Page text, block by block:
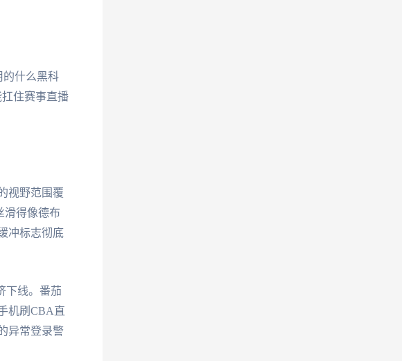
的什么黑科
住赛事直播
视野范围覆
滑得像德布
冲标志彻底
下线。番茄
机刷CBA直
异常登录警